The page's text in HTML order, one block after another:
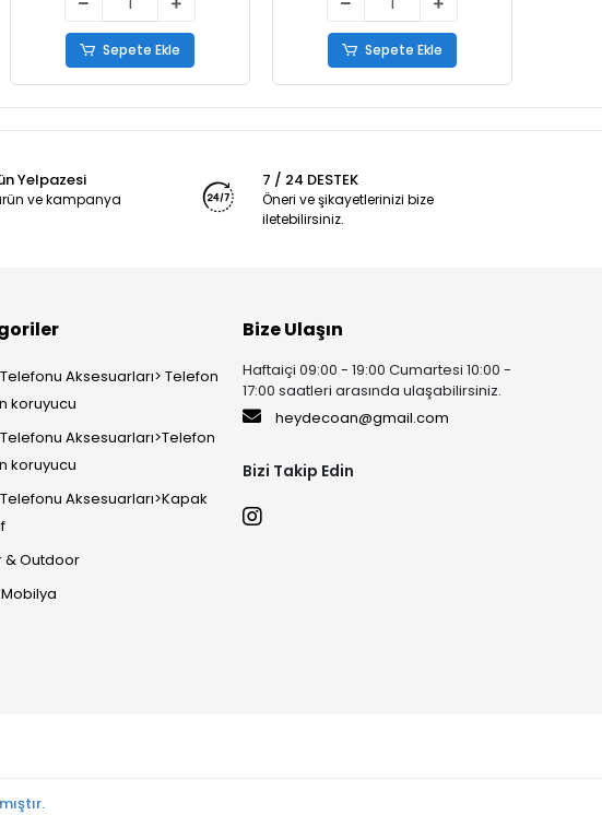
Sepete Ekle Sepete Ekle
Yelpazesi
ve kampanya
7 / 24 DESTEK
Öneri ve şikayetlerinizi bize
iletebilirsiniz.
Aksesuarları> Telefon
koruyucu
Aksesuarları>Telefon
koruyucu
Aksesuarları>Kapak
& Outdoor
Mobilya
Bize Ulaşın
Haftaiçi 09:00 - 19:00 Cumartesi 10:00 -
17:00 saatleri arasında ulaşabilirsiniz.
heydecoan@gmail.com
Bizi Takip Edin